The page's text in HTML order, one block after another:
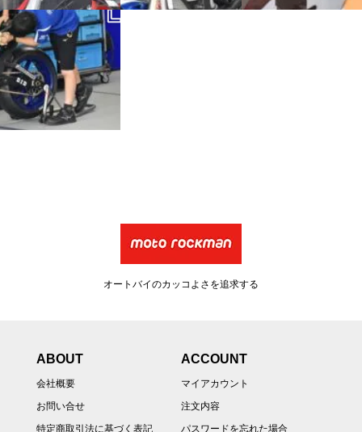
オートバイのカッコよさを追求する
ABOUT
会社概要
お問い合せ
特定商取引法に基づく表記
ACCOUNT
マイアカウント
注文内容
パスワードを忘れた場合